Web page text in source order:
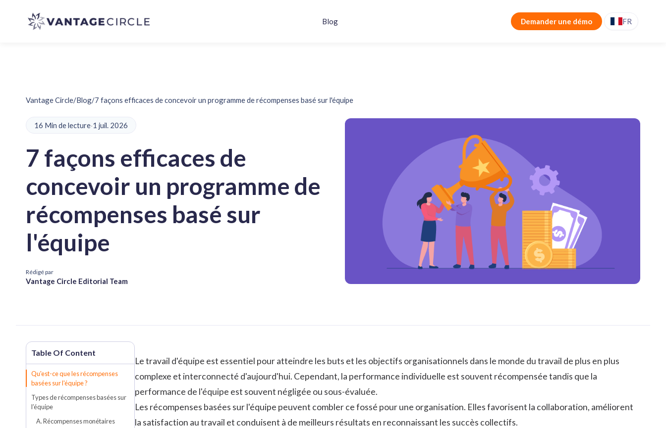
Blog Demander une démo FR
Vantage Circle/Blog/7 façons efficaces de concevoir un programme de récompenses basé sur l'équipe
16 Min de lecture·1 juil. 2026
7 façons efficaces de
concevoir un programme de
récompenses basé sur
l'équipe
Rédigé par
Vantage Circle Editorial Team
Qu'est-ce que les récompenses
basées sur l'équipe ?
Types de récompenses basées sur
l’équipe
A. Récompenses monétaires
Le travail d'équipe est essentiel pour atteindre les buts et les objectifs organisationnels dans le monde du travail de plus en plus
complexe et interconnecté d'aujourd'hui. Cependant, la performance individuelle est souvent récompensée tandis que la
performance de l'équipe est souvent négligée ou sous-évaluée.
Les récompenses basées sur l'équipe peuvent combler ce fossé pour une organisation. Elles favorisent la collaboration, améliorent
la satisfaction au travail et conduisent à de meilleurs résultats en reconnaissant les succès collectifs.